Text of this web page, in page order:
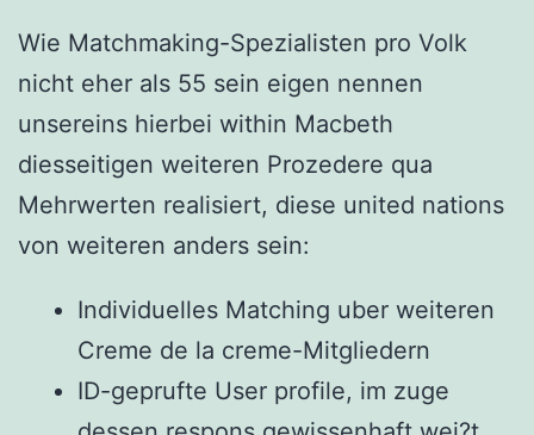
Wie Matchmaking-Spezialisten pro Volk
nicht eher als 55 sein eigen nennen
unsereins hierbei within Macbeth
diesseitigen weiteren Prozedere qua
Mehrwerten realisiert, diese united nations
von weiteren anders sein:
Individuelles Matching uber weiteren
Creme de la creme-Mitgliedern
ID-geprufte User profile, im zuge